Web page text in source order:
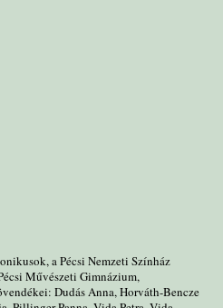
a Pécsi Nemzeti Színház
Művészeti Gimnázium,
Dudás Anna, Horváth-Bencze